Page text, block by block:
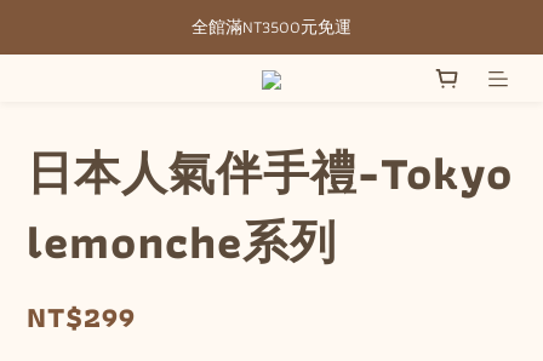
全館滿NT3500元免運
全館滿NT3500元免運
部分現貨＋預購20-30天不含假日
日本人氣伴手禮-Tokyo
lemonche系列
NT$299